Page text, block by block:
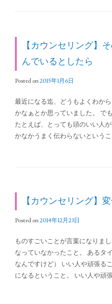
【カウンセリング】
んでいるとしたら
Posted on2015年1月6日
最近になる迄、どうもよくわか
かなぁとか思っていました。 で
たとえば、とっても頭のいい人
かなかうまく伝わらないという
【カウンセリング】
Posted on2014年12月23日
ものすごいことが言葉になりま
なっていなかったこと。 あるタ
なんですけど） いい人や頑張る
になるということ。 いい人や頑